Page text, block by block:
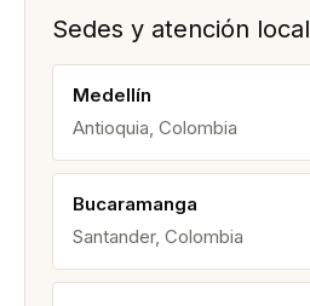
Sedes y atención local
Medellín
Antioquia, Colombia
Bucaramanga
Santander, Colombia